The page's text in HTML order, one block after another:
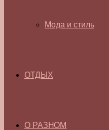
Мода и стиль
ОТДЫХ
О РАЗНОМ